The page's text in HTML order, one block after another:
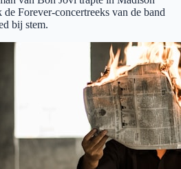
Forever-concertreeks van de band
bij stem.